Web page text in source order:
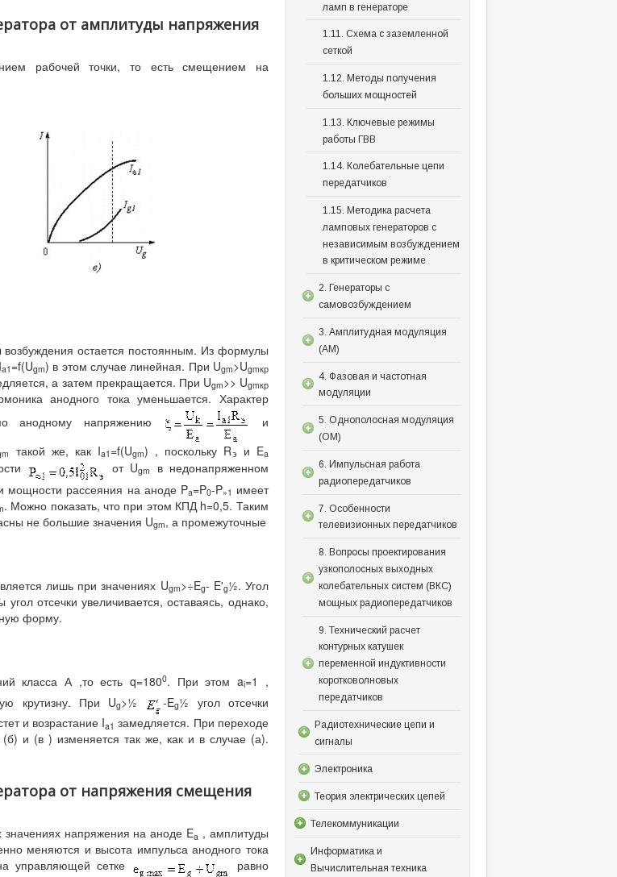
от амплитуды напряжения
рабочей точки, то есть смещением на
остается постоянным. Из формулы
a1 =f(Ugm) в этом случае линейная. При Ugm>Ugmкр
а затем прекращается. При Ugm>> Ugmкр
анодного тока уменьшается. Характер
анодному напряжению
и
такой же, как Ia1 =f(Ugm) , поскольку Rэ и Ea
от Ugm
в недонапряженном
мощности рассеяния на аноде Pa=P0-P»1 имеет
. Можно показать, что при этом КПД h=0,5. Таким
не большие значения Ugm, а промежуточные
лишь при значениях Ugm>÷Eg- E'g½. Угол
отсечки увеличивается, оставаясь, однако,
форму.
класса А ,то есть q=1800. При этом ai=1 ,
крутизну. При Ug>½ -Eg½ угол отсечки
и возрастание Ia1 замедляется. При переходе
и (в ) изменяется так же, как и в случае (а).
от напряжения смещения
значениях напряжения на аноде Ea , амплитуды
меняются и высота импульса анодного тока
управляющей сетке
равно
ламп в генераторе
1.11. Схема с заземленной
сеткой
1.12. Методы получения
больших мощностей
1.13. Ключевые режимы
работы ГВВ
1.14. Колебательные цепи
передатчиков
1.15. Методика расчета
ламповых генераторов с
независимым возбуждением
в критическом режиме
2. Генераторы с
самовозбуждением
3. Амплитудная модуляция
(АМ)
4. Фазовая и частотная
модуляции
5. Однополосная модуляция
(ОМ)
6. Импульсная работа
радиопередатчиков
7. Особенности
телевизионных передатчиков
8. Вопросы проектирования
узкополосных выходных
колебательных систем (ВКС)
мощных радиопередатчиков
9. Технический расчет
контурных катушек
переменной индуктивности
коротковолновых
передатчиков
Радиотехнические цепи и
сигналы
Электроника
Теория электрических цепей
Телекоммуникации
Информатика и
Вычислительная техника